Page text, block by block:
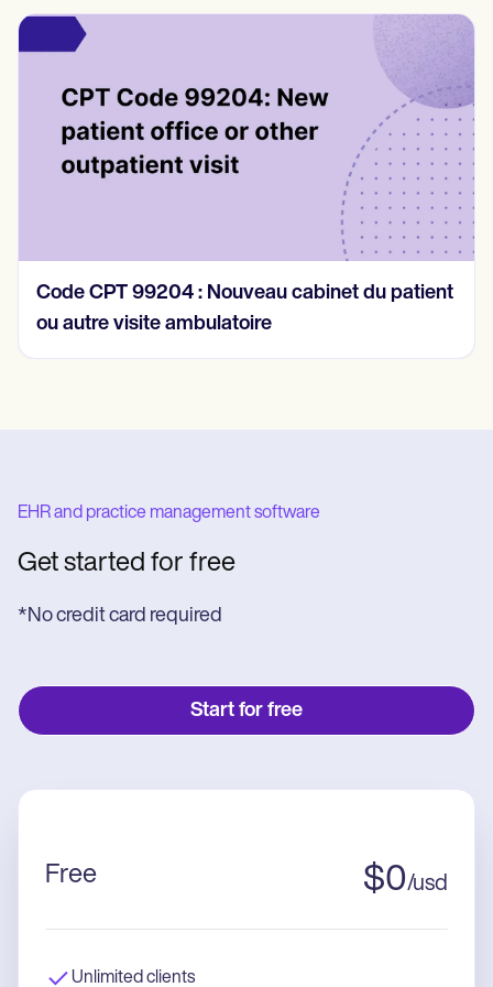
Code CPT 99204 : Nouveau cabinet du patient
ou autre visite ambulatoire
EHR and practice management software
Get started for free
*No credit card required
Start for free
Free $0/usd
Unlimited clients